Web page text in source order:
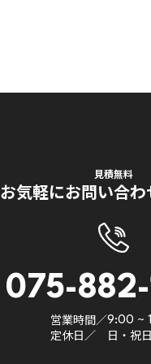
見積無料
お気軽にお問い合
075-
営業時間／9:00 ~
定休日／ 日・祝日